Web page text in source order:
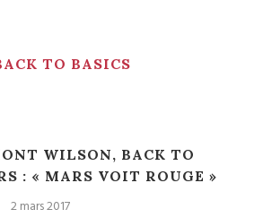
TO BASICS
WILSON, BACK TO
: « MARS VOIT ROUGE »
2 mars 2017